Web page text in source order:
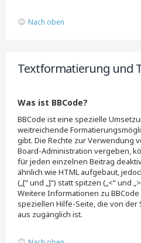
Nach oben
Textformatierung und
Was ist BBCode?
BBCode ist eine spezielle
weitreichende
gibt. Die Rechte zur Verwendung
Board-Administration vergeben,
für jeden einzelnen Beitrag
ähnlich wie HTML aufgebaut,
(„[“ und „]“) statt spitzen („<“ und
Weitere Informationen zu
speziellen Hilfe-Seite, die von
aus zugänglich ist.